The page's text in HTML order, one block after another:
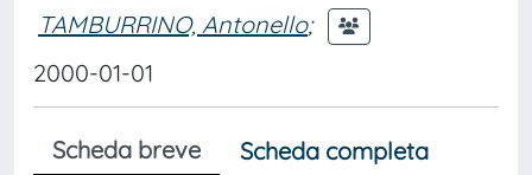
TAMBURRINO, Antonello;
2000-01-01
Scheda breve
Scheda completa